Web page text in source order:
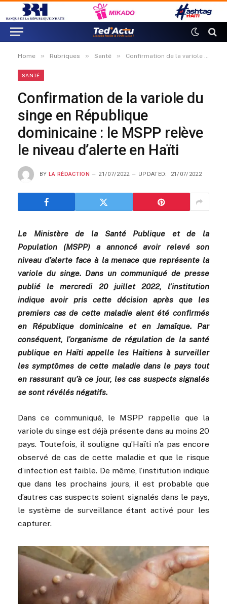
Home » Rubriques » Santé » Confirmation de la variole du singe en République dominicaine : le MSPP relève le niveau d’alerte en Haïti
SANTÉ
Confirmation de la variole du
singe en République
dominicaine : le MSPP relève
le niveau d’alerte en Haïti
BY LA RÉDACTION 21/07/2022 UPDATED: 21/07/2022
Le Ministère de la Santé Publique et de la
Population (MSPP) a annoncé avoir relevé son
niveau d’alerte face à la menace que représente la
variole du singe. Dans un communiqué de presse
publié le mercredi 20 juillet 2022, l’institution
indique avoir pris cette décision après que les
premiers cas de cette maladie aient été confirmés
en République dominicaine et en Jamaïque. Par
conséquent, l’organisme de régulation de la santé
publique en Haïti appelle les Haïtiens à surveiller
les symptômes de cette maladie dans le pays tout
en rassurant qu’à ce jour, les cas suspects signalés
se sont révélés négatifs.
Dans ce communiqué, le MSPP rappelle que la
variole du singe est déjà présente dans au moins 20
pays. Toutefois, il souligne qu’Haïti n’a pas encore
observé de cas de cette maladie et que le risque
d’infection est faible. De même, l’institution indique
que dans les prochains jours, il est probable que
d’autres cas suspects soient signalés dans le pays,
le système de surveillance étant activé pour les
capturer.